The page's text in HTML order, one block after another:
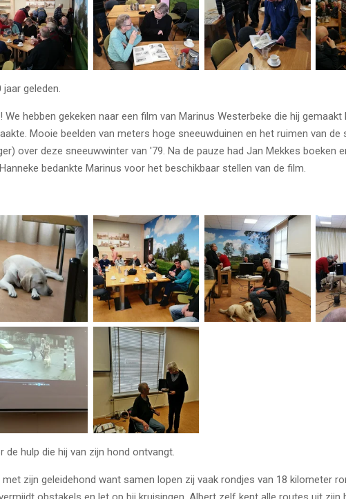
geleden.
hebben gekeken naar een film van Marinus Westerbeke die hij
Mooie beelden van meters hoge sneeuwduinen en het ruimen van de
over deze sneeuwwinter van '79. Na de pauze had Jan Mekkes boeken
bedankte Marinus voor het beschikbaar stellen van de film.
hulp die hij van zijn hond ontvangt.
zijn geleidehond want samen lopen zij vaak rondjes van 18 kilometer